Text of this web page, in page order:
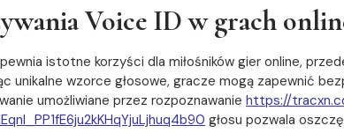
Voice ID w grach
istotne korzyści dla miłośników gier online,
unikalne wzorce głosowe, gracze mogą zapewnić
umożliwiane przez rozpoznawanie https://
głosu pozwala